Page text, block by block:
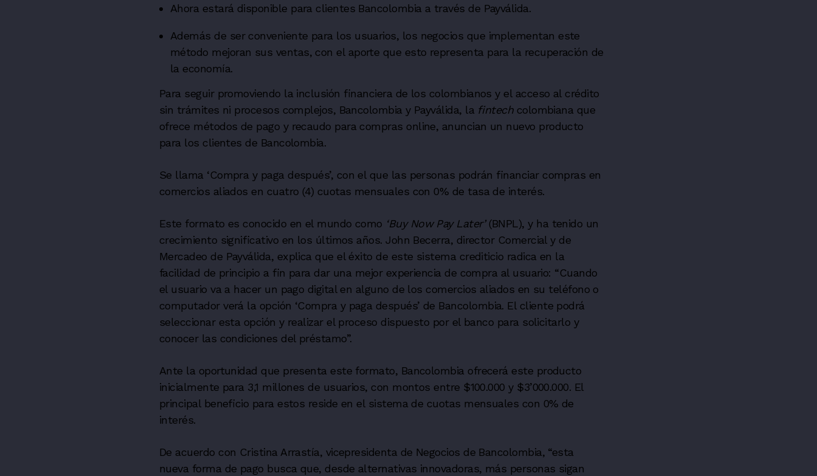
Ahora estará disponible para clientes Bancolombia a través de Payválida.
Además de ser conveniente para los usuarios, los negocios que implementan este
método mejoran sus ventas, con el aporte que esto representa para la recuperación de
la economía.
Para seguir promoviendo la inclusión financiera de los colombianos y el acceso al crédito
sin trámites ni procesos complejos, Bancolombia y Payválida, la fintechcolombiana que
ofrece métodos de pago y recaudo para compras online, anuncian un nuevo producto
para los clientes de Bancolombia.
Se llama ‘Compra y paga después’, con el que las personas podrán financiar compras en
comercios aliados en cuatro (4) cuotas mensuales con 0% de tasa de interés.
Este formato es conocido en el mundo como ‘Buy Now Pay Later’(BNPL), y ha tenido un
crecimiento significativo en los últimos años. John Becerra, director Comercial y de
Mercadeo de Payválida, explica que el éxito de este sistema crediticio radica en la
facilidad de principio a fin para dar una mejor experiencia de compra al usuario: “Cuando
el usuario va a hacer un pago digital en alguno de los comercios aliados en su teléfono o
computador verá la opción ‘Compra y paga después’ de Bancolombia. El cliente podrá
seleccionar esta opción y realizar el proceso dispuesto por el banco para solicitarlo y
conocer las condiciones del préstamo”.
Ante la oportunidad que presenta este formato, Bancolombia ofrecerá este producto
inicialmente para 3,1 millones de usuarios, con montos entre $100.000 y $3’000.000. El
principal beneficio para estos reside en el sistema de cuotas mensuales con 0% de
interés.
De acuerdo con Cristina Arrastía, vicepresidenta de Negocios de Bancolombia, “esta
nueva forma de pago busca que, desde alternativas innovadoras, más personas sigan